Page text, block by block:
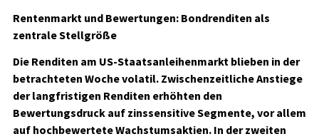
Rentenmarkt und Bewertungen: Bondrenditen als
zentrale Stellgröße
Die Renditen am US-Staatsanleihenmarkt blieben in der
betrachteten Woche volatil. Zwischenzeitliche Anstiege
der langfristigen Renditen erhöhten den
Bewertungsdruck auf zinssensitive Segmente, vor allem
auf hochbewertete Wachstumsaktien. In der zweiten